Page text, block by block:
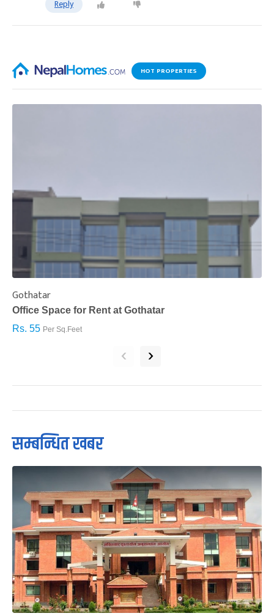
Reply
HOT PROPERTIES
Gothatar
Office Space for Rent at Gothatar
Rs. 55 Per Sq.Feet
‹ ›
सम्बन्धित खबर